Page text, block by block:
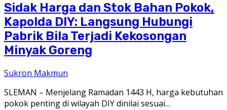
Sidak Harga dan Stok Bahan Pokok,
Kapolda DIY: Langsung Hubungi
Pabrik Bila Terjadi Kekosongan
Minyak Goreng
Sukron Makmun
SLEMAN – Menjelang Ramadan 1443 H, harga kebutuhan
pokok penting di wilayah DIY dinilai sesuai…